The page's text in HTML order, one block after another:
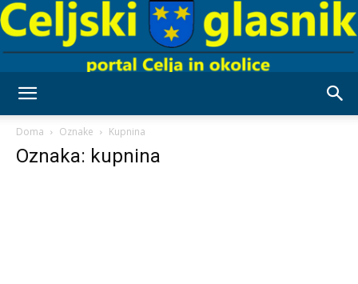
Doma Oznake Kupnina
Oznaka: kupnina